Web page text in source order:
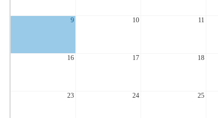
9 10 11
16 17 18
23 24 25